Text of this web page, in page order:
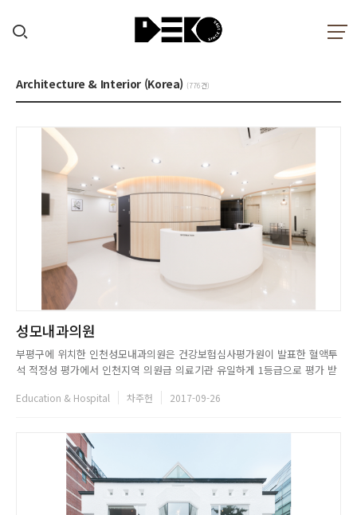
Architecture & Interior (Korea) (776건)
성모내과의원
부평구에 위치한 인천성모내과의원은 건강보험심사평가원이 발표한 혈액투
석 적정성 평가에서 인천지역 의원급 의료기관 유일하게 1등급으로 평가 받
은 전체적으로 자연친화적인 소재와 둥근 곡선으로 디자인되어 우아함과 편
Education & Hospital 차주헌 2017-09-26